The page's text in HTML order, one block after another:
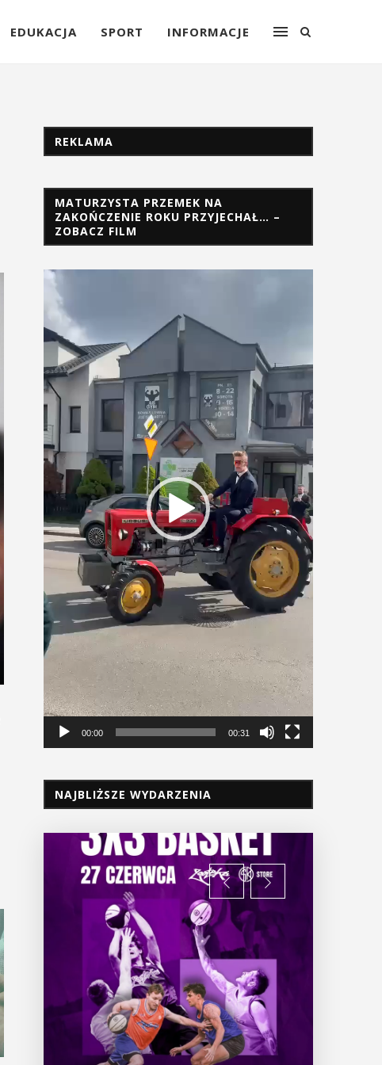
EDUKACJA SPORT INFORMACJE
REKLAMA
MATURZYSTA PRZEMEK NA
ZAKOŃCZENIE ROKU PRZYJECHAŁ… –
ZOBACZ FILM
Odtwarzacz
video
00:00 00:31
NAJBLIŻSZE WYDARZENIA